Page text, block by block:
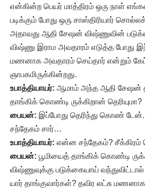
என்கின்ற பெயர் மாத்திரம் ஒரு நாள்
படிக்கும் போது ஒரு சாஸ்திரியார்
அதாவது ஆதி சேஷன் விஷ்ணுவின்
விஷ்ணு இராம அவதாரம் எடுத்த போது
மணனாக அவதாரம் செய்தார் என்றும்
ஞாபகமிருக்கின்றது.
உபாத்தியாயர்: ஆமாம் அந்த ஆதி சேஷன்
தாங்கிக் கொண்டி ருக்கிறான் தெரியுமா?
பையன்: இப்போது தெரிந்து கொண்
சந்தேகம் சார்…
உபாத்தியாயர்: என்ன சந்தேகம்?
பையன்: பூமியைத் தாங்கிக் கொண்டி
விஷ்ணுவுக்கு படுக்கையாய்
யார் தாங்குவார்கள்? தவிர லட்சு மணனாக